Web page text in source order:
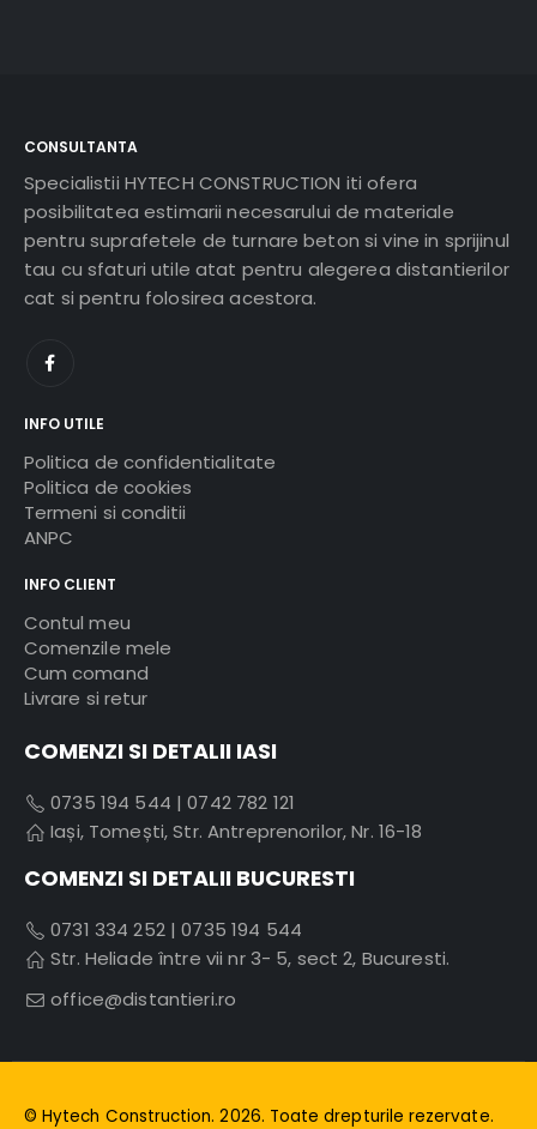
CONSULTANTA
Specialistii HYTECH CONSTRUCTION iti ofera
posibilitatea estimarii necesarului de materiale
pentru suprafetele de turnare beton si vine in sprijinul
tau cu sfaturi utile atat pentru alegerea distantierilor
cat si pentru folosirea acestora.
INFO UTILE
Politica de confidentialitate
Politica de cookies
Termeni si conditii
ANPC
INFO CLIENT
Contul meu
Comenzile mele
Cum comand
Livrare si retur
COMENZI SI DETALII IASI
0735 194 544 |0742 782 121
Iași, Tomești, Str. Antreprenorilor, Nr. 16-18
COMENZI SI DETALII BUCURESTI
0731 334 252|0735 194 544
Str. Heliade între vii nr 3- 5, sect 2, Bucuresti.
office@distantieri.ro
© Hytech Construction. 2026. Toate drepturile rezervate.